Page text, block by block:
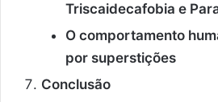
Triscaidecafobia e
O comportamento
por superstições
Conclusão